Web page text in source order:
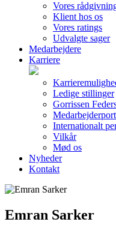
Vores
Klient hos os
Vores ratings
Udvalgte sager
Medarbejdere
Karriere
Ledige stillinger
Gorrissen
Internationalt
Vilkår
Mød os
Nyheder
Kontakt
Emran Sarker